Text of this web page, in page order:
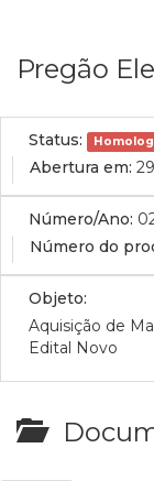
Pregão
Status:
Abertura em:
Número/Ano:
Número do
Objeto:
Aquisição de
Edital Novo